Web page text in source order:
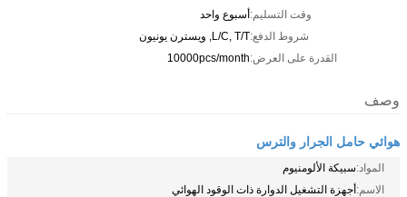
وقت التسليم:أسبوع واحد
شروط الدفع:L/C, T/T, ويسترن يونيون
القدرة على العرض:10000pcs/month
وصف
هوائي حامل الجرار والترس
المواد:سبيكة الألومنيوم
الاسم:أجهزة التشغيل الدوارة ذات الوقود الهوائي